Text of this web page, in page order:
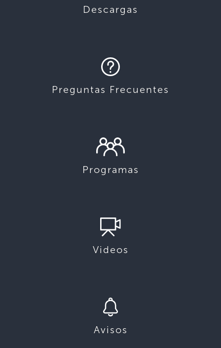
Descargas
Preguntas Frecuentes
Programas
Videos
Avisos